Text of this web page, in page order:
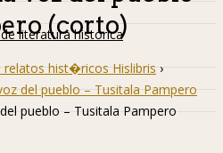
literatura histórica
(corto)
relatos hist�ricos Hislibris ›
del pueblo – Tusitala Pampero
pueblo – Tusitala Pampero